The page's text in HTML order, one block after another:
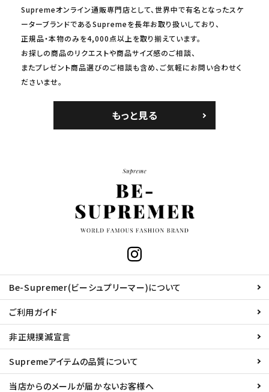
Supremeオンライン通販専門店として、世界中で有名となったスケ
ーターブランドであるSupremeを長年お取り扱いしており、
正規品・本物のみを4,000点以上を取り揃えています。
お探しの商品のリクエストや商品サイズ感のご相談、
またプレゼント商品選びのご相談も含め、ご気軽にお問い合わせく
ださいませ。
もっと見る
Be-Supremer(ビーシュプリーマー)について
ご利用ガイド
非正規撲滅宣言
Supremeアイテムの品質について
当店からのメールが届かないお客様へ